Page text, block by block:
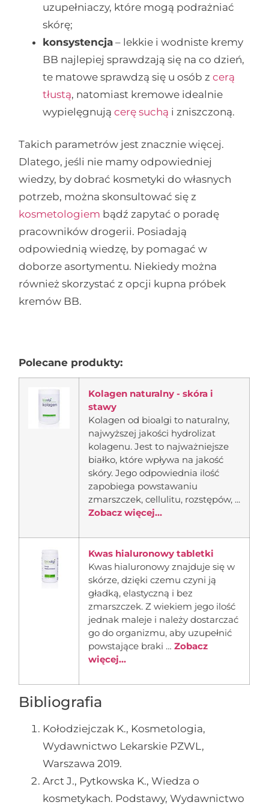
uzupełniaczy, które mogą podrażniać
skórę;
konsystencja – lekkie i wodniste kremy
BB najlepiej sprawdzają się na co dzień,
te matowe sprawdzą się u osób zcerą
tłustą, natomiast kremowe idealnie
wypielęgnującerę suchą i zniszczoną.
Takich parametrów jest znacznie więcej.
Dlatego, jeśli nie mamy odpowiedniej
wiedzy, by dobrać kosmetyki do własnych
potrzeb, można skonsultować się z
kosmetologiem bądź zapytać o poradę
pracowników drogerii. Posiadają
odpowiednią wiedzę, by pomagać w
doborze asortymentu. Niekiedy można
również skorzystać z opcji kupna próbek
kremów BB.
Polecane produkty:
Kolagen naturalny - skóra i
stawy
Kolagen od bioalgi to naturalny,
najwyższej jakości hydrolizat
kolagenu. Jest to najważniejsze
białko, które wpływa na jakość
skóry. Jego odpowiednia ilość
zapobiega powstawaniu
zmarszczek, cellulitu, rozstępów, ...
Zobacz więcej...
Kwas hialuronowy tabletki
Kwas hialuronowy znajduje się w
skórze, dzięki czemu czyni ją
gładką, elastyczną i bez
zmarszczek. Z wiekiem jego ilość
jednak maleje i należy dostarczać
go do organizmu, aby uzupełnić
powstające braki …Zobacz
więcej...
Bibliografia
Kołodziejczak K., Kosmetologia,
Wydawnictwo Lekarskie PZWL,
Warszawa 2019.
Arct J., Pytkowska K., Wiedza o
kosmetykach. Podstawy, Wydawnictwo